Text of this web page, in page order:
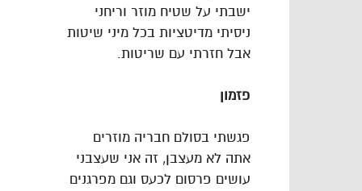
ישבתי על שטיח מוזר וריחני
ניסיתי מדיטציות בכל מיני שיטות
אבל חזרתי עם שריטות.
פזמון
פגשתי בסולם חבריה מוזרים
אתה לא מעצבן, זה אני שעצבני
עושים פרסום לכעס וגם מפרגנים